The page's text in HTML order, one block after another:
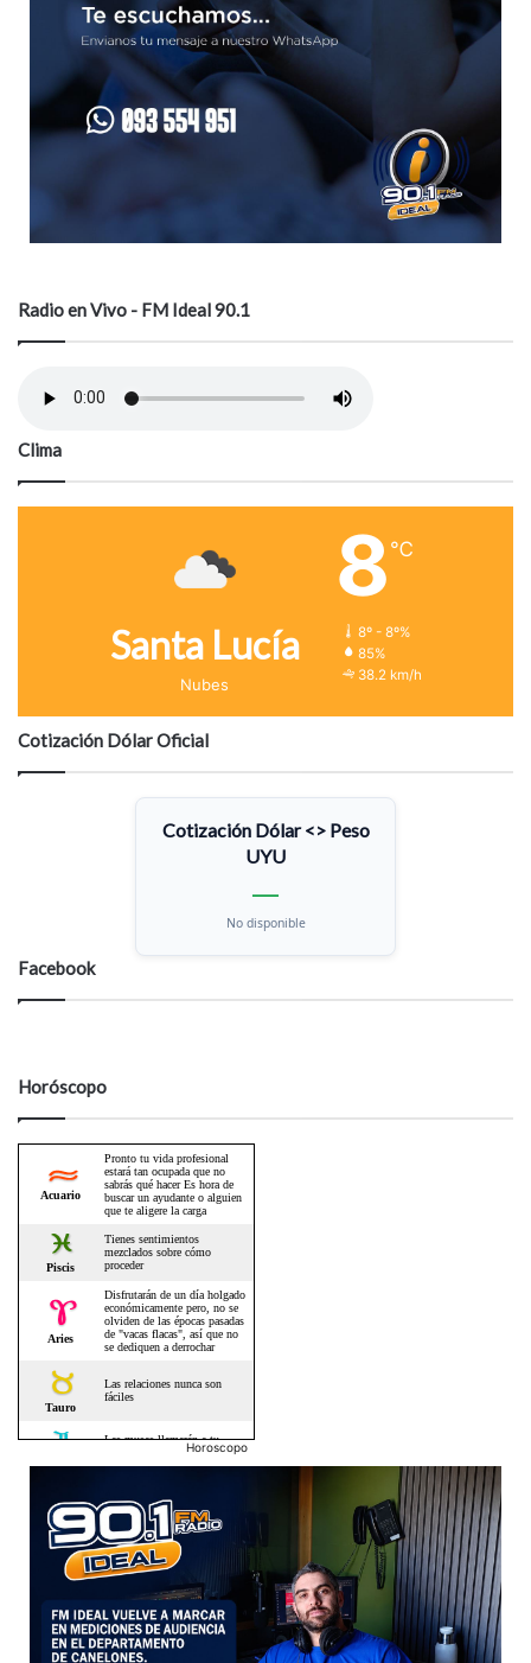
Radio en Vivo - FM Ideal 90.1
Clima
Santa Lucía
Nubes
8 ℃
8º - 8º%
85%
38.2 km/h
Cotización Dólar Oficial
Cotización Dólar <> Peso
UYU
—
No disponible
Facebook
Horóscopo
Horoscopo